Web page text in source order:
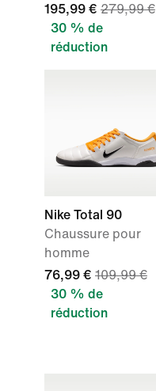
195,99 € 279,99 €
30 % de
réduction
Nike Total 90
Chaussure pour
homme
76,99 € 109,99 €
30 % de
réduction